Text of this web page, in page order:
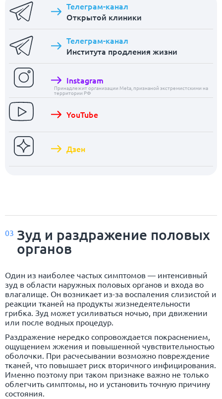
Телеграм-канал
Открытой клиники
Телеграм-канал
Института продления жизни
Instagram
Принадлежит организации Meta, признаной экстремистскими на
территории РФ
YouTube
Дзен
03 Зуд и раздражение половых
органов
Один из наиболее частых симптомов — интенсивный
зуд в области наружных половых органов и входа во
влагалище. Он возникает из-за воспаления слизистой и
реакции тканей на продукты жизнедеятельности
грибка. Зуд может усиливаться ночью, при движении
или после водных процедур.
Раздражение нередко сопровождается покраснением,
ощущением жжения и повышенной чувствительностью
оболочки. При расчесывании возможно повреждение
тканей, что повышает риск вторичного инфицирования.
Именно поэтому при таком признаке важно не только
облегчить симптомы, но и установить точную причину
состояния.